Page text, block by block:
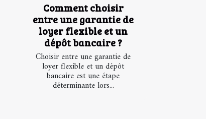
Comment choisir
entre une garantie de
loyer flexible et un
dépôt bancaire ?
Choisir entre une garantie de
loyer flexible et un dépôt
bancaire est une étape
déterminante lors...